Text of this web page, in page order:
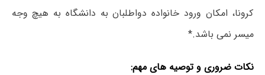
کرونا، امکان ورود خانواده دواطلبان به دانشگاه به هیچ وجه
میسر نمی باشد.*
نکات ضروری و توصیه های مهم: